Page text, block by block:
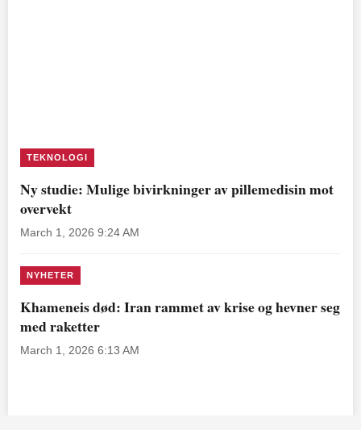
TEKNOLOGI
Ny studie: Mulige bivirkninger av pillemedisin mot
overvekt
March 1, 2026 9:24 AM
NYHETER
Khameneis død: Iran rammet av krise og hevner seg
med raketter
March 1, 2026 6:13 AM